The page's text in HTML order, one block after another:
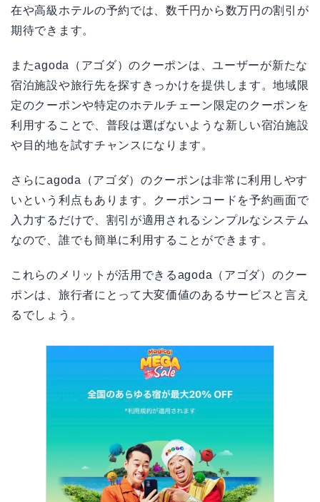
在や高級ホテルの予約では、数千円から数万円の割引が
期待できます。
またagoda（アゴダ）のクーポンは、ユーザーが新たな
宿泊施設や旅行先を探すきっかけを提供します。地域限
定のクーポンや特定のホテルチェーン限定のクーポンを
利用することで、普段は選ばないような新しい宿泊施設
や目的地を試すチャンスになります。
さらにagoda（アゴダ）のクーポンは非常に利用しやす
いという利点もあります。クーポンコードを予約画面で
入力するだけで、割引が適用されるシンプルなシステム
なので、誰でも簡単に利用することができます。
これらのメリットが活用できるagoda（アゴダ）のクー
ポンは、旅行者にとって大変価値のあるサービスと言え
るでしょう。